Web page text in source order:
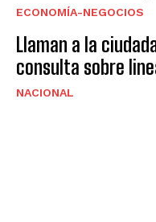
ECONOMÍA-NEGOCIOS
Llaman a la
consulta sobre
NACIONAL